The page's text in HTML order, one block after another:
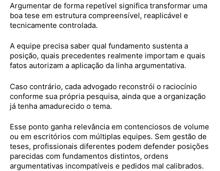
Argumentar de forma repetível significa transformar uma
boa tese em estrutura compreensível, reaplicável e
tecnicamente controlada.
A equipe precisa saber qual fundamento sustenta a
posição, quais precedentes realmente importam e quais
fatos autorizam a aplicação da linha argumentativa.
Caso contrário, cada advogado reconstrói o raciocínio
conforme sua própria pesquisa, ainda que a organização
já tenha amadurecido o tema.
Esse ponto ganha relevância em contenciosos de volume
ou em escritórios com múltiplas equipes. Sem gestão de
teses, profissionais diferentes podem defender posições
parecidas com fundamentos distintos, ordens
argumentativas incompatíveis e pedidos mal calibrados.